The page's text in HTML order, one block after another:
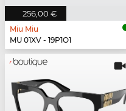
256,00 €
Miu Miu
MU 01XV - 19P1O1